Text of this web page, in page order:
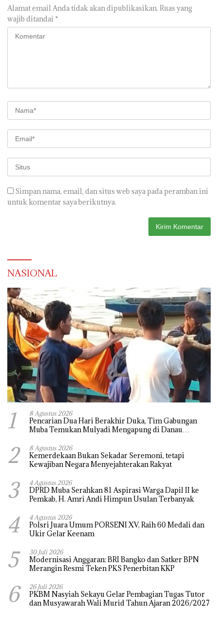
Alamat email Anda tidak akan dipublikasikan. Ruas yang
wajib ditandai *
Simpan nama, email, dan situs web saya pada peramban ini
untuk komentar saya berikutnya.
NASIONAL
1 8 Agustus 2026
Pencarian Dua Hari Berakhir Duka, Tim Gabungan
Muba Temukan Mulyadi Mengapung di Danau
2 8 Agustus 2026
Kemerdekaan Bukan Sekadar Seremoni, tetapi
Kewajiban Negara Menyejahterakan Rakyat
3 4 Agustus 2026
DPRD Muba Serahkan 81 Aspirasi Warga Dapil II ke
Pemkab, H. Amri Andi Himpun Usulan Terbanyak
4 4 Agustus 2026
Polsri Juara Umum PORSENI XV, Raih 60 Medali dan
Ukir Gelar Keenam
5 30 Juli 2026
Modernisasi Anggaran: BRI Bangko dan Satker BPN
Merangin Resmi Teken PKS Penerbitan KKP
6 26 Juli 2026
PKBM Nasyiah Sekayu Gelar Pembagian Tugas Tutor
dan Musyawarah Wali Murid Tahun Ajaran 2026/2027